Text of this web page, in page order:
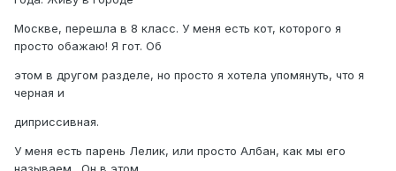
Москве, перешла в 8 класс. У меня есть кот, которого я
просто обажаю! Я гот. Об
этом в другом разделе, но просто я хотела упомянуть, что я
черная и
диприссивная.
У меня есть парень Лелик, или просто Албан, как мы его
называем . Он в этом